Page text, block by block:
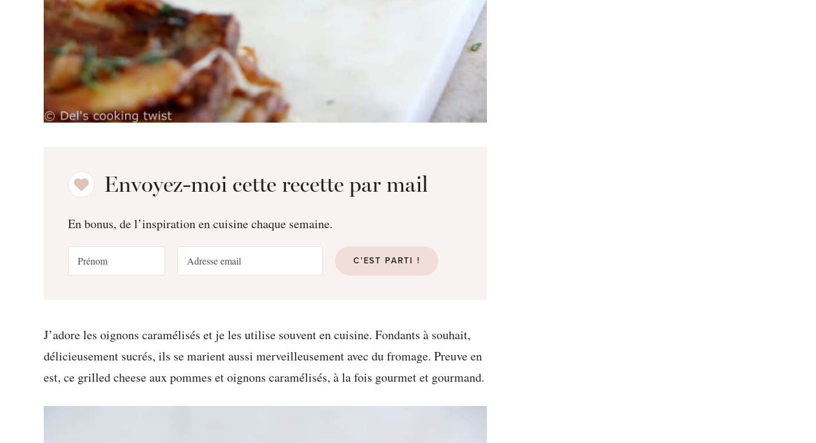
Envoyez-moi cette recette par mail
En bonus, de l’inspiration en cuisine chaque semaine.
C'EST PARTI !
J’adore les oignons caramélisés et je les utilise souvent en cuisine. Fondants à souhait,
délicieusement sucrés, ils se marient aussi merveilleusement avec du fromage. Preuve en
est, ce grilled cheese aux pommes et oignons caramélisés, à la fois gourmet et gourmand.